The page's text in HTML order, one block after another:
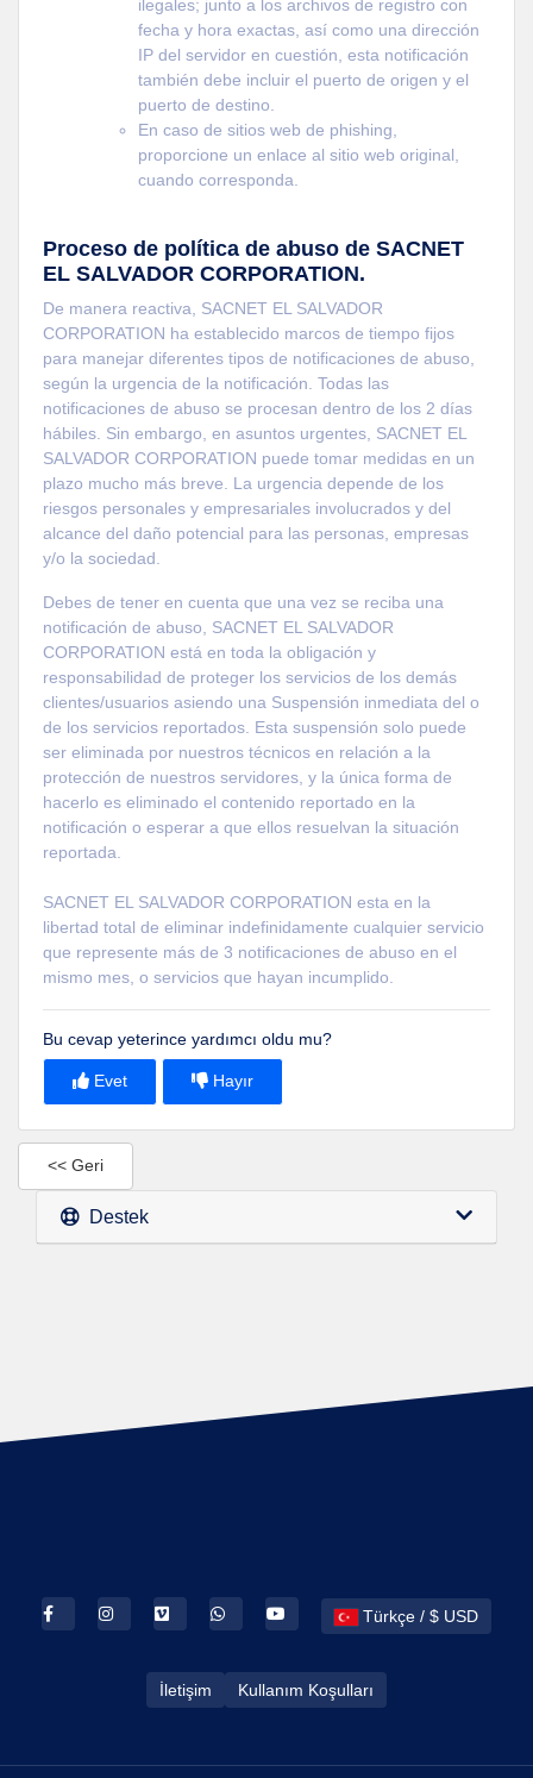
ilegales; junto a los archivos de registro con
fecha y hora exactas, así como una dirección
IP del servidor en cuestión, esta notificación
también debe incluir el puerto de origen y el
puerto de destino.
En caso de sitios web de phishing,
proporcione un enlace al sitio web original,
cuando corresponda.
Proceso de política de abuso de SACNET
EL SALVADOR CORPORATION.
De manera reactiva, SACNET EL SALVADOR
CORPORATION ha establecido marcos de tiempo fijos
para manejar diferentes tipos de notificaciones de abuso,
según la urgencia de la notificación. Todas las
notificaciones de abuso se procesan dentro de los 2 días
hábiles. Sin embargo, en asuntos urgentes, SACNET EL
SALVADOR CORPORATION puede tomar medidas en un
plazo mucho más breve. La urgencia depende de los
riesgos personales y empresariales involucrados y del
alcance del daño potencial para las personas, empresas
y/o la sociedad.
Debes de tener en cuenta que una vez se reciba una
notificación de abuso, SACNET EL SALVADOR
CORPORATION está en toda la obligación y
responsabilidad de proteger los servicios de los demás
clientes/usuarios asiendo una Suspensión inmediata del o
de los servicios reportados. Esta suspensión solo puede
ser eliminada por nuestros técnicos en relación a la
protección de nuestros servidores, y la única forma de
hacerlo es eliminado el contenido reportado en la
notificación o esperar a que ellos resuelvan la situación
reportada.
SACNET EL SALVADOR CORPORATION esta en la
libertad total de eliminar indefinidamente cualquier servicio
que represente más de 3 notificaciones de abuso en el
mismo mes, o servicios que hayan incumplido.
Bu cevap yeterince yardımcı oldu mu?
Evet Hayır
<< Geri
Destek
Türkçe / $ USD
İletişim Kullanım Koşulları